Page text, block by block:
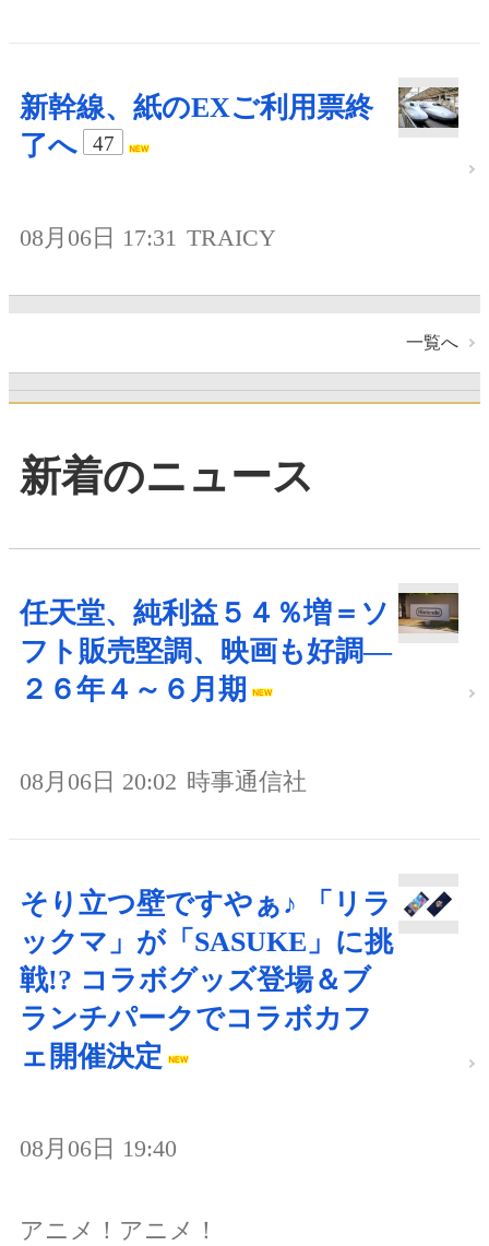
新幹線、紙のEXご利用票終
了へ
47
08月06日 17:31 TRAICY
一覧へ
新着のニュース
任天堂、純利益５４％増＝ソ
フト販売堅調、映画も好調―
２６年４～６月期
08月06日 20:02 時事通信社
そり立つ壁ですやぁ♪ 「リラ
ックマ」が「SASUKE」に挑
戦!? コラボグッズ登場＆ブ
ランチパークでコラボカフ
ェ開催決定
08月06日 19:40
アニメ！アニメ！